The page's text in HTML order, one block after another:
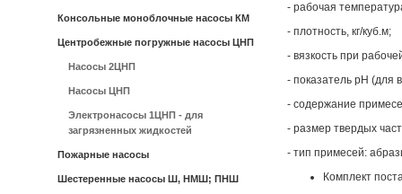
Консольные моноблочные насосы КМ
Центробежные погружные насосы ЦНП
Насосы 2ЦНП
Насосы ЦНП
Электронасосы 1ЦНП - для
загрязненных жидкостей
Пожарные насосы
Шестеренные насосы Ш, НМШ; ПНШ
- рабочая
- плотность, кг/куб.м;
- вязкость при
- показатель pH (для
- содержание
- размер твердых
- тип примесей:
Комплект